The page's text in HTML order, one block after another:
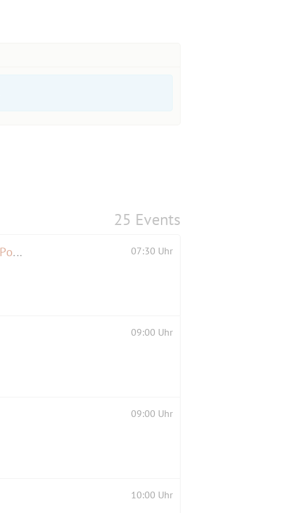
25 Events
Fronleichnam: Busfahrt in die fränkische Schweiz, Kloster Gößweinstein/Höhle Pottenstein.... 07:30 Uhr
09:00 Uhr
09:00 Uhr
10:00 Uhr